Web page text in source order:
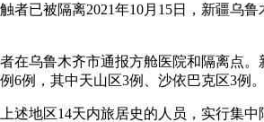
者已被隔离2021年10月15日，新疆乌
在乌鲁木齐市通报方舱医院和隔离点
6例，其中天山区3例、沙依巴克区3例。
述地区14天内旅居史的人员，实行集